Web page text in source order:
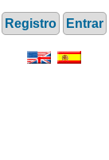
Registro Entrar